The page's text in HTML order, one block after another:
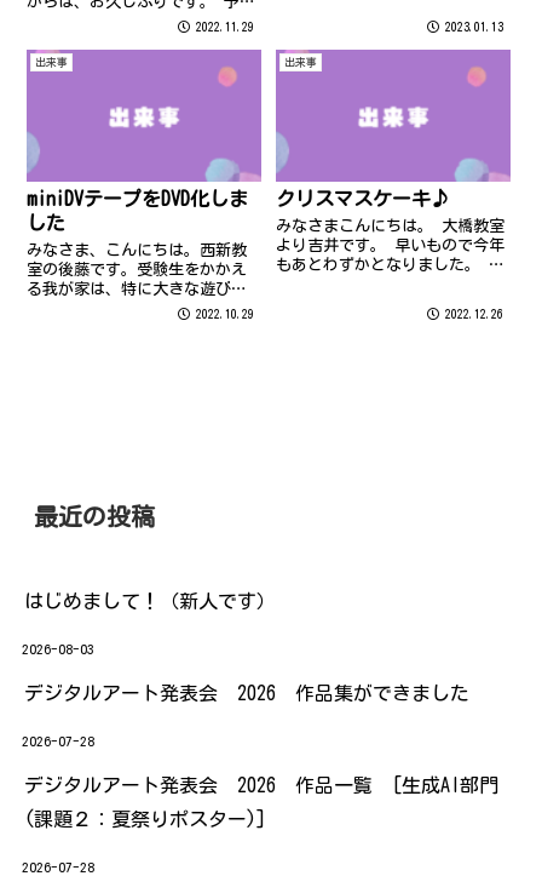
では、明日から気温が下がり12
あるとか…！ 11月に入ってなか
なか気温が下がらないな～と思
2022.11.29 2023.01.13
出来事
miniDVテープをDVD化しま
した
みなさま、こんにちは。西新教
室の後藤です。受験生をかかえ
る我が家は、特に大きな遊びも
できず、地味な毎日を送ってお
2022.10.29
出来事
クリスマスケーキ♪
みなさまこんにちは。 大橋教室
より吉井です。 早いもので今年
もあとわずかとなりました。 ク
もいらっしゃるかもしれませ
2022.12.26
最近の投稿
はじめまして！（新人です）
2026-08-03
デジタルアート発表会 2026 作品集ができました
2026-07-28
デジタルアート発表会 2026 作品一覧 [生成AI部門
(課題２：夏祭りポスター)]
2026-07-28